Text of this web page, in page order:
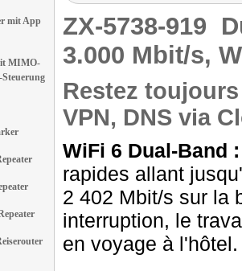
mit App
MIMO-
ZX-5738-919
3.000 Mbit/s,
Restez
VPN, DNS via
WiFi 6 Dual-Band :
rapides allant
2 402 Mbit/s sur la
interruption, le
en voyage à l'hôtel.